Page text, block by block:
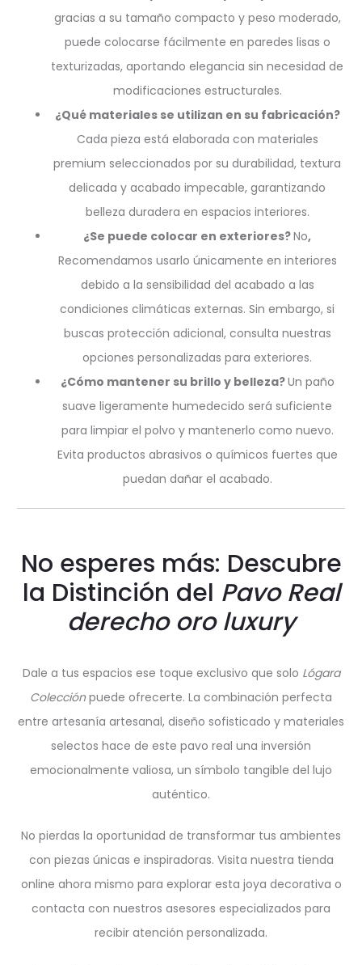
gracias a su tamaño compacto y peso moderado,
puede colocarse fácilmente en paredes lisas o
texturizadas, aportando elegancia sin necesidad de
modificaciones estructurales.
¿Qué materiales se utilizan en su fabricación?
Cada pieza está elaborada con materiales
premium seleccionados por su durabilidad, textura
delicada y acabado impecable, garantizando
belleza duradera en espacios interiores.
¿Se puede colocar en exteriores?No,
Recomendamos usarlo únicamente en interiores
debido a la sensibilidad del acabado a las
condiciones climáticas externas. Sin embargo, si
buscas protección adicional, consulta nuestras
opciones personalizadas para exteriores.
¿Cómo mantener su brillo y belleza?Un paño
suave ligeramente humedecido será suficiente
para limpiar el polvo y mantenerlo como nuevo.
Evita productos abrasivos o químicos fuertes que
puedan dañar el acabado.
No esperes más: Descubre
la Distinción del Pavo Real
derecho oro luxury
Dale a tus espacios ese toque exclusivo que solo Lógara
Colecciónpuede ofrecerte. La combinación perfecta
entre artesanía artesanal, diseño sofisticado y materiales
selectos hace de este pavo real una inversión
emocionalmente valiosa, un símbolo tangible del lujo
auténtico.
No pierdas la oportunidad de transformar tus ambientes
con piezas únicas e inspiradoras. Visita nuestra tienda
online ahora mismo para explorar esta joya decorativa o
contacta con nuestros asesores especializados para
recibir atención personalizada.